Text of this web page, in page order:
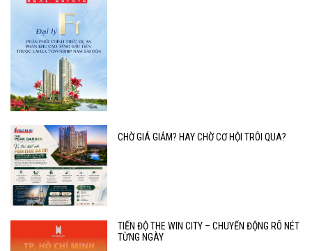
CHỜ GIÁ GIẢM? HAY CHỜ CƠ HỘI TRÔI QUA?
TIẾN ĐỘ THE WIN CITY – CHUYỂN ĐỘNG RÕ NÉT
TỪNG NGÀY